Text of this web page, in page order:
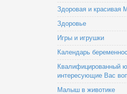
Здоровая и
Здоровье
Игры и игрушки
Календарь
Квалифицированный
интересующие Вас
Малыш в животике